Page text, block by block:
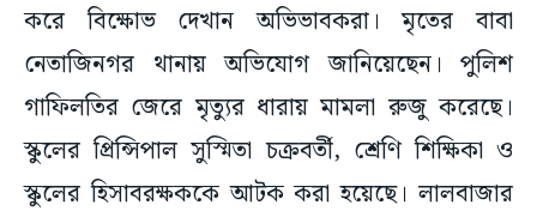
করে বিক্ষোভ দেখান অভিভাবকরা। মৃতের বাবা
নেতাজিনগর থানায় অভিযোগ জানিয়েছেন। পুলিশ
গাফিলতির জেরে মৃত্যুর ধারায় মামলা রুজু করেছে।
স্কুলের প্রিন্সিপাল সুস্মিতা চক্রবর্তী, শ্রেণি শিক্ষিকা ও
স্কুলের হিসাবরক্ষককে আটক করা হয়েছে। লালবাজার